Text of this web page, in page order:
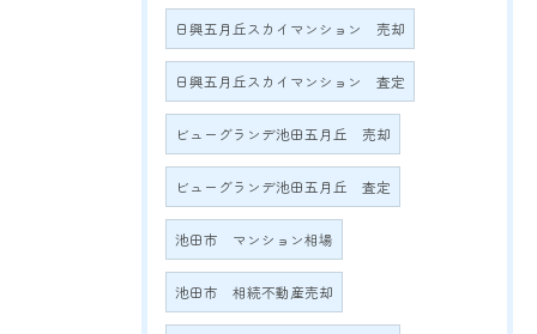
日興五月丘スカイマンション 売却
日興五月丘スカイマンション 査定
ビューグランデ池田五月丘 売却
ビューグランデ池田五月丘 査定
池田市 マンション相場
池田市 相続不動産売却